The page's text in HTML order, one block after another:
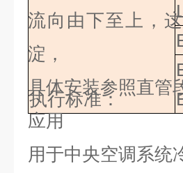
执行标准：
流向由下至上，
淀，
具体安装参照直管
应用
用于中央空调系统